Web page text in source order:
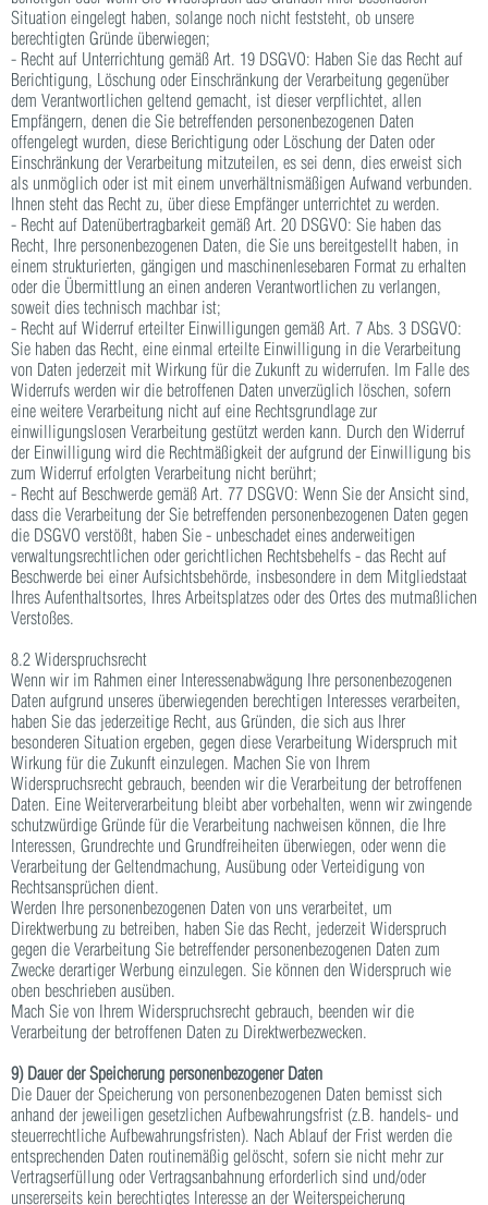
Situation eingelegt haben, solange noch nicht feststeht, ob unsere
berechtigten Gründe überwiegen;
- Recht auf Unterrichtung gemäß Art. 19 DSGVO: Haben Sie das Recht auf
Berichtigung, Löschung oder Einschränkung der Verarbeitung gegenüber
dem Verantwortlichen geltend gemacht, ist dieser verpflichtet, allen
Empfängern, denen die Sie betreffenden personenbezogenen Daten
offengelegt wurden, diese Berichtigung oder Löschung der Daten oder
Einschränkung der Verarbeitung mitzuteilen, es sei denn, dies erweist sich
als unmöglich oder ist mit einem unverhältnismäßigen Aufwand verbunden.
Ihnen steht das Recht zu, über diese Empfänger unterrichtet zu werden.
- Recht auf Datenübertragbarkeit gemäß Art. 20 DSGVO: Sie haben das
Recht, Ihre personenbezogenen Daten, die Sie uns bereitgestellt haben, in
einem strukturierten, gängigen und maschinenlesebaren Format zu erhalten
oder die Übermittlung an einen anderen Verantwortlichen zu verlangen,
soweit dies technisch machbar ist;
- Recht auf Widerruf erteilter Einwilligungen gemäß Art. 7 Abs. 3 DSGVO:
Sie haben das Recht, eine einmal erteilte Einwilligung in die Verarbeitung
von Daten jederzeit mit Wirkung für die Zukunft zu widerrufen. Im Falle des
Widerrufs werden wir die betroffenen Daten unverzüglich löschen, sofern
eine weitere Verarbeitung nicht auf eine Rechtsgrundlage zur
einwilligungslosen Verarbeitung gestützt werden kann. Durch den Widerruf
der Einwilligung wird die Rechtmäßigkeit der aufgrund der Einwilligung bis
zum Widerruf erfolgten Verarbeitung nicht berührt;
- Recht auf Beschwerde gemäß Art. 77 DSGVO: Wenn Sie der Ansicht sind,
dass die Verarbeitung der Sie betreffenden personenbezogenen Daten gegen
die DSGVO verstößt, haben Sie - unbeschadet eines anderweitigen
verwaltungsrechtlichen oder gerichtlichen Rechtsbehelfs - das Recht auf
Beschwerde bei einer Aufsichtsbehörde, insbesondere in dem Mitgliedstaat
Ihres Aufenthaltsortes, Ihres Arbeitsplatzes oder des Ortes des mutmaßlichen
Verstoßes.
8.2 Widerspruchsrecht
Wenn wir im Rahmen einer Interessenabwägung Ihre personenbezogenen
Daten aufgrund unseres überwiegenden berechtigen Interesses verarbeiten,
haben Sie das jederzeitige Recht, aus Gründen, die sich aus Ihrer
besonderen Situation ergeben, gegen diese Verarbeitung Widerspruch mit
Wirkung für die Zukunft einzulegen. Machen Sie von Ihrem
Widerspruchsrecht gebrauch, beenden wir die Verarbeitung der betroffenen
Daten. Eine Weiterverarbeitung bleibt aber vorbehalten, wenn wir zwingende
schutzwürdige Gründe für die Verarbeitung nachweisen können, die Ihre
Interessen, Grundrechte und Grundfreiheiten überwiegen, oder wenn die
Verarbeitung der Geltendmachung, Ausübung oder Verteidigung von
Rechtsansprüchen dient.
Werden Ihre personenbezogenen Daten von uns verarbeitet, um
Direktwerbung zu betreiben, haben Sie das Recht, jederzeit Widerspruch
gegen die Verarbeitung Sie betreffender personenbezogenen Daten zum
Zwecke derartiger Werbung einzulegen. Sie können den Widerspruch wie
oben beschrieben ausüben.
Mach Sie von Ihrem Widerspruchsrecht gebrauch, beenden wir die
Verarbeitung der betroffenen Daten zu Direktwerbezwecken.
9) Dauer der Speicherung personenbezogener Daten
Die Dauer der Speicherung von personenbezogenen Daten bemisst sich
anhand der jeweiligen gesetzlichen Aufbewahrungsfrist (z.B. handels- und
steuerrechtliche Aufbewahrungsfristen). Nach Ablauf der Frist werden die
entsprechenden Daten routinemäßig gelöscht, sofern sie nicht mehr zur
Vertragserfüllung oder Vertragsanbahnung erforderlich sind und/oder
unsererseits kein berechtigtes Interesse an der Weiterspeicherung